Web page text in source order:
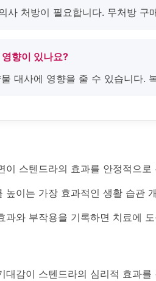
사 처방이 필요합니다. 무처방 구
향이 있나요?
대사에 영향을 줄 수 있습니다.
이 스텐드라의 효과를 안정적으로
높이는 가장 효과적인 생활 습관
과와 부작용을 기록하면 치료에
대감이 스텐드라의 심리적 효과를